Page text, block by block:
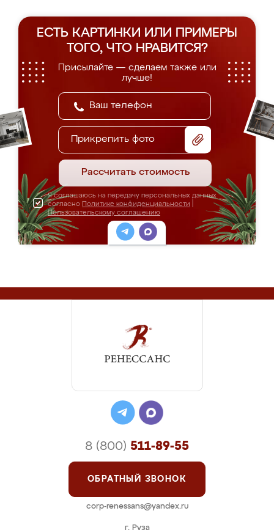
ЕСТЬ КАРТИНКИ ИЛИ ПРИМЕРЫ
ТОГО, ЧТО НРАВИТСЯ?
Присылайте — сделаем также или
лучше!
Прикрепить фото
Рассчитать стоимость
Я соглашаюсь на передачу персональных данных
согласно Политике конфиденциальности
Пользовательскому соглашению
г. Руза
8 (800) 511-89-55
ОБРАТНЫЙ ЗВОНОК
corp-renessans@yandex.ru